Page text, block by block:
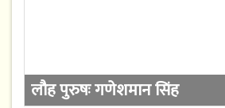
लौह पुरुषः गणेशमान सिंह